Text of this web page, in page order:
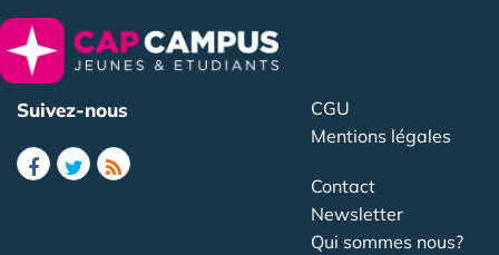
Suivez-nous
CGU
Mentions légales
Contact
Newsletter
Qui sommes nous?